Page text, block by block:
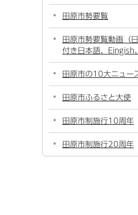
田原市勢要覧
田原市勢要覧動画（
付き日本語、Eingish
田原市の10大ニュー
田原市ふるさと大使
田原市制施行10周年
田原市制施行20周年